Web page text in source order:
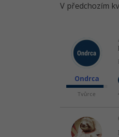
V předchozím
Ondrca
Tvůrce